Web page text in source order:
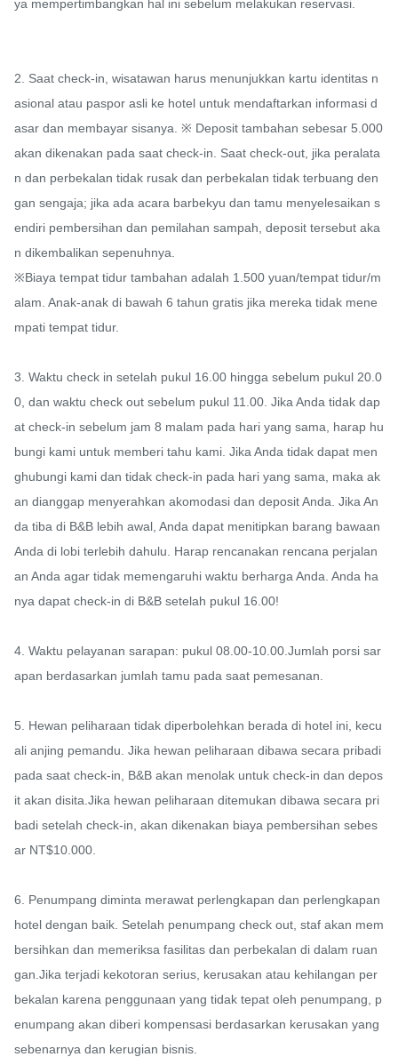
ya mempertimbangkan hal ini sebelum melakukan reservasi.
2. Saat check-in, wisatawan harus menunjukkan kartu identitas n
asional atau paspor asli ke hotel untuk mendaftarkan informasi d
asar dan membayar sisanya. ※ Deposit tambahan sebesar 5.000
akan dikenakan pada saat check-in. Saat check-out, jika peralata
n dan perbekalan tidak rusak dan perbekalan tidak terbuang den
gan sengaja; jika ada acara barbekyu dan tamu menyelesaikan s
endiri pembersihan dan pemilahan sampah, deposit tersebut aka
n dikembalikan sepenuhnya.
※Biaya tempat tidur tambahan adalah 1.500 yuan/tempat tidur/m
alam. Anak-anak di bawah 6 tahun gratis jika mereka tidak mene
mpati tempat tidur.
3. Waktu check in setelah pukul 16.00 hingga sebelum pukul 20.0
0, dan waktu check out sebelum pukul 11.00. Jika Anda tidak dap
at check-in sebelum jam 8 malam pada hari yang sama, harap hu
bungi kami untuk memberi tahu kami. Jika Anda tidak dapat men
ghubungi kami dan tidak check-in pada hari yang sama, maka ak
an dianggap menyerahkan akomodasi dan deposit Anda. Jika An
da tiba di B&B lebih awal, Anda dapat menitipkan barang bawaan
Anda di lobi terlebih dahulu. Harap rencanakan rencana perjalan
an Anda agar tidak memengaruhi waktu berharga Anda. Anda ha
nya dapat check-in di B&B setelah pukul 16.00!
4. Waktu pelayanan sarapan: pukul 08.00-10.00.Jumlah porsi sar
apan berdasarkan jumlah tamu pada saat pemesanan.
5. Hewan peliharaan tidak diperbolehkan berada di hotel ini, kecu
ali anjing pemandu. Jika hewan peliharaan dibawa secara pribadi
pada saat check-in, B&B akan menolak untuk check-in dan depos
it akan disita.Jika hewan peliharaan ditemukan dibawa secara pri
badi setelah check-in, akan dikenakan biaya pembersihan sebes
ar NT$10.000.
6. Penumpang diminta merawat perlengkapan dan perlengkapan
hotel dengan baik. Setelah penumpang check out, staf akan mem
bersihkan dan memeriksa fasilitas dan perbekalan di dalam ruan
gan.Jika terjadi kekotoran serius, kerusakan atau kehilangan per
bekalan karena penggunaan yang tidak tepat oleh penumpang, p
enumpang akan diberi kompensasi berdasarkan kerusakan yang
sebenarnya dan kerugian bisnis.